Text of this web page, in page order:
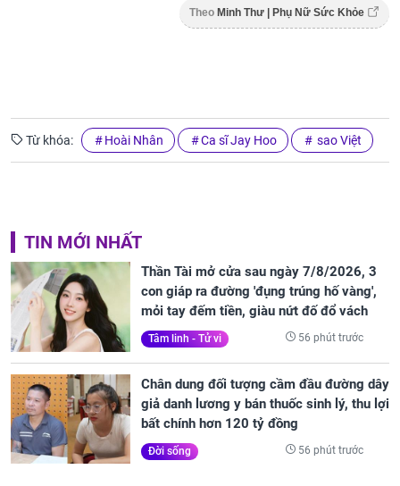
Theo Minh Thư | Phụ Nữ Sức Khỏe
Từ khóa: Hoài Nhân Ca sĩ Jay Hoo sao Việt
TIN MỚI NHẤT
Thần Tài mở cửa sau ngày 7/8/2026, 3
con giáp ra đường 'đụng trúng hố vàng',
mỏi tay đếm tiền, giàu nứt đố đổ vách
Tâm linh - Tử vi 56 phút trước
Chân dung đối tượng cầm đầu đường dây
giả danh lương y bán thuốc sinh lý, thu lợi
bất chính hơn 120 tỷ đồng
Đời sống 56 phút trước